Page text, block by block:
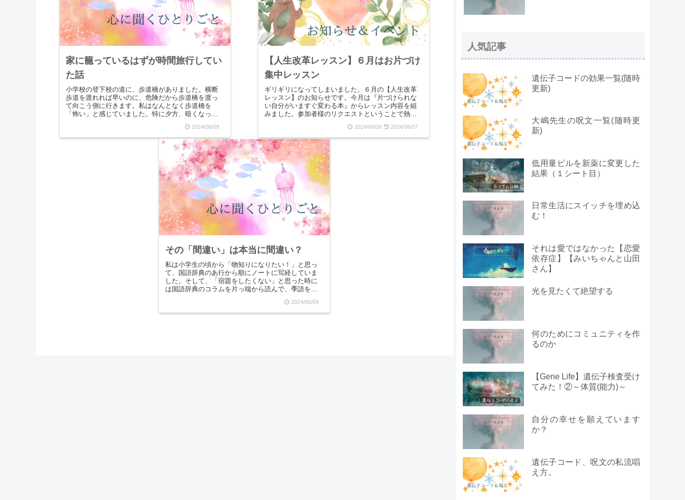
家に籠っているはずが時間旅行してい
た話
小学校の登下校の道に、歩道橋がありました。横断
歩道を渡れれば早いのに、危険だから歩道橋を渡っ
て向こう側に行きます。私はなんとなく歩道橋を
「怖い」と感じていました。特に夕方、暗くなって
2024/06/09
【人生改革レッスン】６月はお片づけ
集中レッスン
ギリギリになってしまいました。６月の【人生改革
レッスン】のお知らせです。今月は『片づけられな
い自分がいますぐ変わる本』からレッスン内容を組
みました。参加者様のリクエストということで熱が
2024/06/06 2024/06/07
その「間違い」は本当に間違い？
私は小学生の頃から「物知りになりたい！」と思っ
て、国語辞典のあ行から順にノートに写経していま
した。そして、「宿題をしたくない」と思った時に
は国語辞典のコラムを片っ端から読んで、季語を覚
2024/06/04
人気記事
遺伝子コードの効果一覧(随時
更新)
大嶋先生の呪文一覧(随時更
新)
低用量ピルを新薬に変更した
結果（１シート目）
日常生活にスイッチを埋め込
む！
それは愛ではなかった【恋愛
依存症】【みいちゃんと山田
さん】
光を見たくて絶望する
何のためにコミュニティを作
るのか
【Gene Life】遺伝子検査受け
てみた！②～体質(能力)～
自分の幸せを願えています
か？
遺伝子コード、呪文の私流唱
え方。